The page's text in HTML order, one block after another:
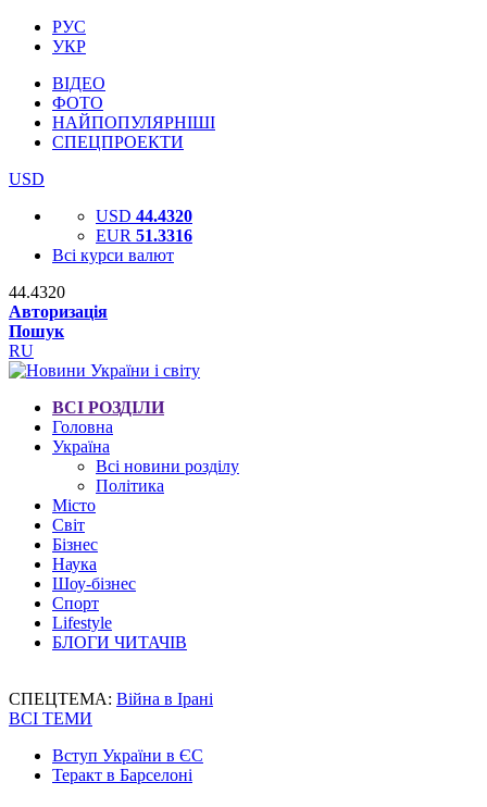
РУС
УКР
ВІДЕО
ФОТО
НАЙПОПУЛЯРНІШІ
СПЕЦПРОЕКТИ
USD
USD 44.4320
EUR 51.3316
Всі курси валют
44.4320
Авторизація
Пошук
RU
ВСІ РОЗДІЛИ
Головна
Україна
Всі новини розділу
Політика
Місто
Світ
Бізнес
Наука
Шоу-бізнес
Спорт
Lifestyle
БЛОГИ ЧИТАЧІВ
СПЕЦТЕМА: Війна в Ірані
ВСІ ТЕМИ
Вступ України в ЄС
Теракт в Барселоні